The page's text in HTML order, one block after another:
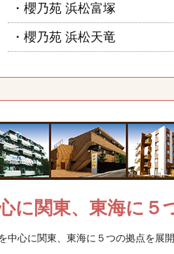
・櫻乃苑 浜松富塚
・櫻乃苑 浜松天竜
に関東、東海に５
中心に関東、東海に５つの拠点を展開